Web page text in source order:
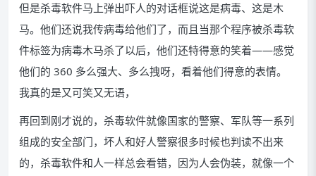
但是杀毒软件马上弹出吓人的对话框说这是病毒、这是木
马。他们还说我传病毒给他们了，而且当那个程序被杀毒软
件标签为病毒木马杀了以后，他们还特得意的笑着——感觉
他们的 360 多么强大、多么拽呀，看着他们得意的表情。
我真的是又可笑又无语，
再回到刚才说的，杀毒软件就像国家的警察、军队等一系列
组成的安全部门，坏人和好人警察很多时候也判读不出来
的，杀毒软件和人一样总会看错，因为人会伪装，就像一个